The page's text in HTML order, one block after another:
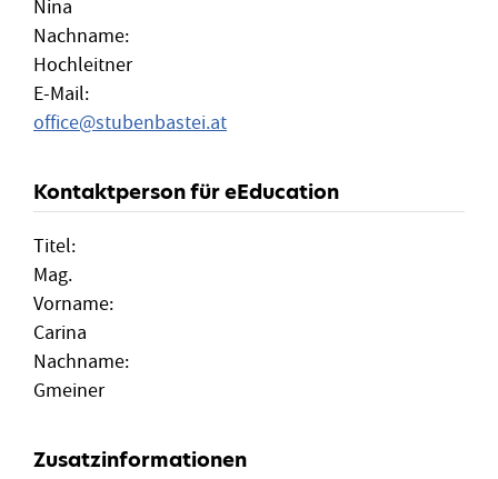
Nina
Nachname:
Hochleitner
E-Mail:
office@stubenbastei.at
Kontaktperson für eEducation
Titel:
Mag.
Vorname:
Carina
Nachname:
Gmeiner
Zusatzinformationen